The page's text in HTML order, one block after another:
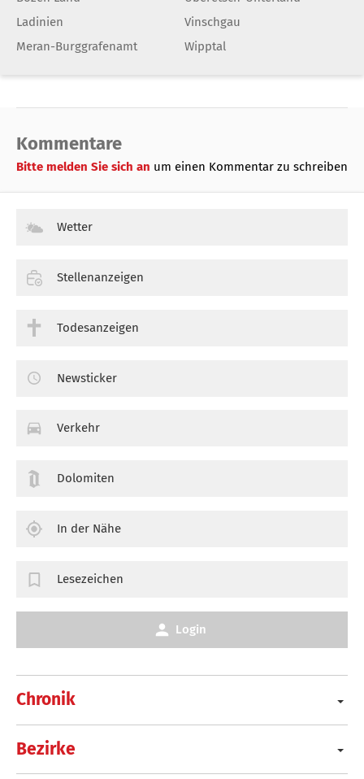
Ladinien
Meran-Burggrafenamt
Vinschgau
Wipptal
Kommentare
Bitte melden Sie sich an um einen Kommentar zu schreiben
Chronik
Bezirke
Wetter
Stellenanzeigen
Todesanzeigen
Newsticker
Verkehr
Dolomiten
In der Nähe
Lesezeichen
Login